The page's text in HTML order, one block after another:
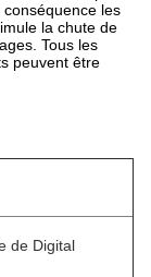
les
la chute de
Tous les
peuvent être
de Digital